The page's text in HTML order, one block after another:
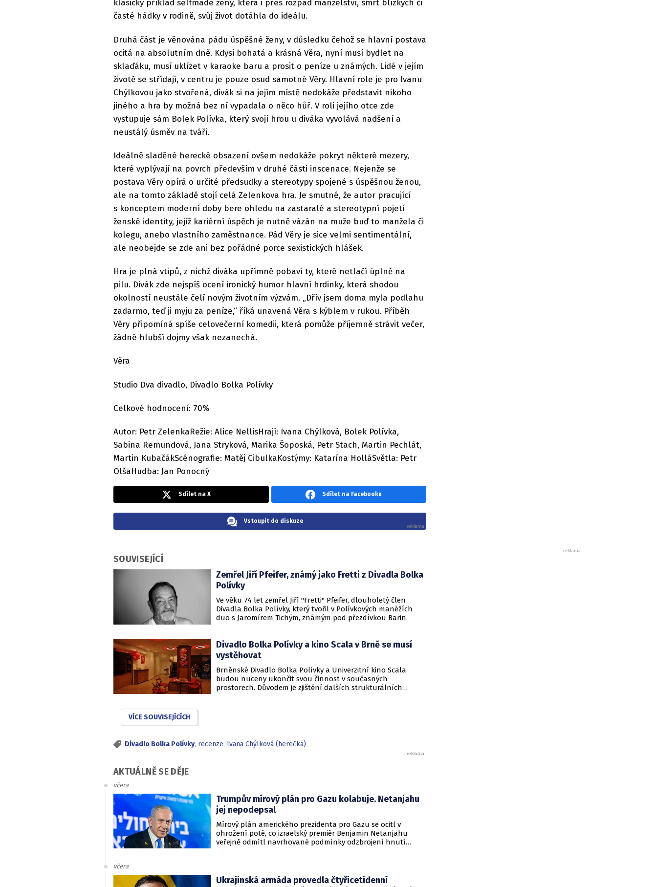
klasický příklad selfmade ženy, která i přes rozpad manželství, smrt blízkých či
časté hádky v rodině, svůj život dotáhla do ideálu.
Druhá část je věnována pádu úspěšné ženy, v důsledku čehož se hlavní postava
ocitá na absolutním dně. Kdysi bohatá a krásná Věra, nyní musí bydlet na
sklaďáku, musí uklízet v karaoke baru a prosit o peníze u známých. Lidé v jejím
životě se střídají, v centru je pouze osud samotné Věry. Hlavní role je pro Ivanu
Chýlkovou jako stvořená, divák si na jejím místě nedokáže představit nikoho
jiného a hra by možná bez ní vypadala o něco hůř. V roli jejího otce zde
vystupuje sám Bolek Polívka, který svojí hrou u diváka vyvolává nadšení a
neustálý úsměv na tváři.
Ideálně sladěné herecké obsazení ovšem nedokáže pokryt některé mezery,
které vyplývají na povrch především v druhé části inscenace. Nejenže se
postava Věry opírá o určité předsudky a stereotypy spojené s úspěšnou ženou,
ale na tomto základě stojí celá Zelenkova hra. Je smutné, že autor pracující
s konceptem moderní doby bere ohledu na zastaralé a stereotypní pojetí
ženské identity, jejíž kariérní úspěch je nutně vázán na muže buď to manžela či
kolegu, anebo vlastního zaměstnance. Pád Věry je sice velmi sentimentální,
ale neobejde se zde ani bez pořádné porce sexistických hlášek.
Hra je plná vtipů, z nichž diváka upřímně pobaví ty, které netlačí úplně na
pilu. Divák zde nejspíš ocení ironický humor hlavní hrdinky, která shodou
okolností neustále čelí novým životním výzvám. „Dřív jsem doma myla podlahu
zadarmo, teď ji myju za peníze,“ říká unavená Věra s kýblem v rukou. Příběh
Věry připomíná spíše celovečerní komedii, která pomůže příjemně strávit večer,
žádné hlubší dojmy však nezanechá.
Věra
Studio Dva divadlo, Divadlo Bolka Polívky
Celkové hodnocení: 70%
Autor: Petr ZelenkaRežie: Alice NellisHrají: Ivana Chýlková, Bolek Polívka,
Sabina Remundová, Jana Stryková, Marika Šoposká, Petr Stach, Martin Pechlát,
Martin KubačákScénografie: Matěj CibulkaKostýmy: Katarína HolláSvětla: Petr
OlšaHudba: Jan Ponocný
Sdílet na X Sdílet na Facebooku
Vstoupit do diskuze
SOUVISEJÍCÍ
Zemřel Jiří Pfeifer, známý jako Fretti z Divadla Bolka
Polívky
Ve věku 74 let zemřel Jiří "Fretti" Pfeifer, dlouholetý člen
Divadla Bolka Polívky, který tvořil v Polívkových manéžích
duo s Jaromírem Tichým, známým pod přezdívkou Barin.
Divadlo Bolka Polívky a kino Scala v Brně se musí
vystěhovat
Brněnské Divadlo Bolka Polívky a Univerzitní kino Scala
budou nuceny ukončit svou činnost v současných
prostorech. Důvodem je zjištění dalších strukturálních
VÍCE SOUVISEJÍCÍCH
Divadlo Bolka Polívky, recenze, Ivana Chýlková (herečka)
AKTUÁLNĚ SE DĚJE
včera
Trumpův mírový plán pro Gazu kolabuje. Netanjahu
jej nepodepsal
Mírový plán amerického prezidenta pro Gazu se ocitl v
ohrožení poté, co izraelský premiér Benjamin Netanjahu
veřejně odmítl navrhované podmínky odzbrojení hnutí
včera
Ukrajinská armáda provedla čtyřicetidenní